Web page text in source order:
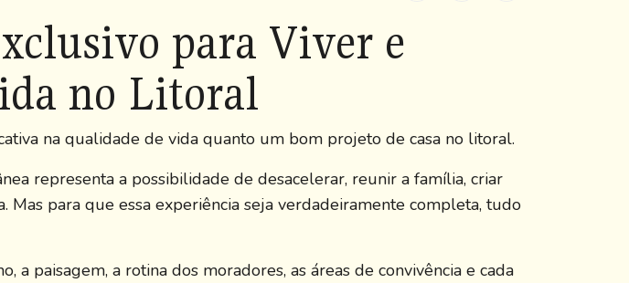
para Viver e
no Litoral
na qualidade de vida quanto um bom projeto de casa no litoral.
representa a possibilidade de desacelerar, reunir a família, criar
para que essa experiência seja verdadeiramente completa, tudo
paisagem, a rotina dos moradores, as áreas de convivência e cada